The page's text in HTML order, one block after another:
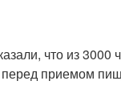
что из 3000
приемом